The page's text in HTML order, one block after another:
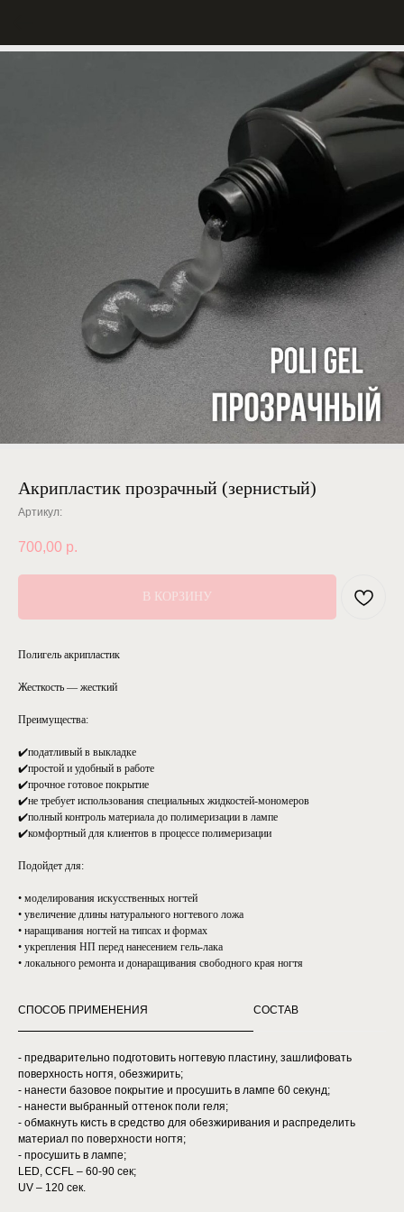
Акрипластик прозрачный (зернистый)
Артикул:
700,00 р.
В КОРЗИНУ
Полигель акрипластик
Жесткость — жесткий
Преимущества:
✔️податливый в выкладке
✔️простой и удобный в работе
✔️прочное готовое покрытие
✔️не требует использования специальных жидкостей-мономеров
✔️полный контроль материала до полимеризации в лампе
✔️комфортный для клиентов в процессе полимеризации
Подойдет для:
• моделирования искусственных ногтей
• увеличение длины натурального ногтевого ложа
• наращивания ногтей на типсах и формах
• укрепления НП перед нанесением гель-лака
• локального ремонта и донаращивания свободного края ногтя
СПОСОБ ПРИМЕНЕНИЯ СОСТАВ
- предварительно подготовить ногтевую пластину, зашлифовать
поверхность ногтя, обезжирить;
- нанести базовое покрытие и просушить в лампе 60 секунд;
- нанести выбранный оттенок поли геля;
- обмакнуть кисть в средство для обезжиривания и распределить
материал по поверхности ногтя;
- просушить в лампе;
LED, CCFL – 60-90 сек;
UV – 120 сек.